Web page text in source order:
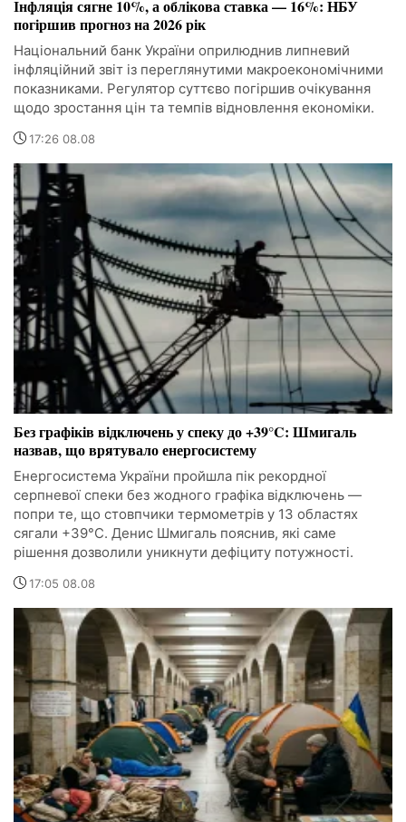
Інфляція сягне 10%, а облікова ставка — 16%: НБУ
погіршив прогноз на 2026 рік
Національний банк України оприлюднив липневий
інфляційний звіт із переглянутими макроекономічними
показниками. Регулятор суттєво погіршив очікування
щодо зростання цін та темпів відновлення економіки.
17:26 08.08
Без графіків відключень у спеку до +39°C: Шмигаль
назвав, що врятувало енергосистему
Енергосистема України пройшла пік рекордної
серпневої спеки без жодного графіка відключень —
попри те, що стовпчики термометрів у 13 областях
сягали +39°C. Денис Шмигаль пояснив, які саме
рішення дозволили уникнути дефіциту потужності.
17:05 08.08